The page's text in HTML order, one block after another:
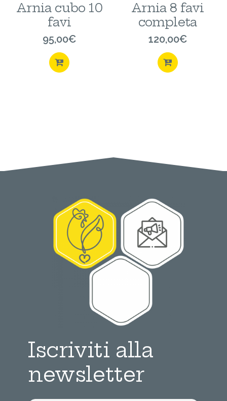
Arnia cubo 10
favi
95,00€
Arnia 8 favi
completa
120,00€
Iscriviti alla
newsletter